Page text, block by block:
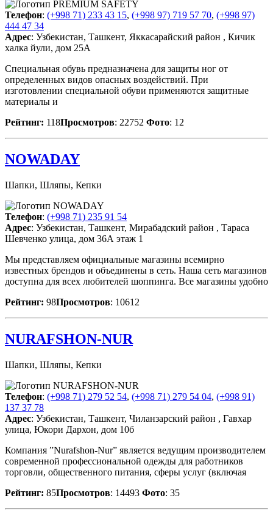
Телефон: (+998 71) 233 43 15, (+998 97) 719 57 70, (+998 97)
444 47 34
Адрес: Узбекистан, Ташкент, Яккасарайский район , Кичик
халка йули, дом 25А
Специальная обувь предназначена для защиты ног от
определенных видов опасных воздействий. При
изготовлении специальной обуви применяются защитные
материалы и
Рейтинг: 118Просмотров: 22752 Фото: 12
NOWADAY
Шапки, Шляпы, Кепки
Телефон: (+998 71) 235 91 54
Адрес: Узбекистан, Ташкент, Мирабадский район , Тараса
Шевченко улица, дом 36А этаж 1
Мы представляем официальные магазины всемирно
известных брендов и объединены в сеть. Наша сеть магазинов
доступна для всех любителей шоппинга. Все магазины удобно
Рейтинг: 98Просмотров: 10612
NURAFSHON-NUR
Шапки, Шляпы, Кепки
Телефон: (+998 71) 279 52 54, (+998 71) 279 54 04, (+998 91)
137 37 78
Адрес: Узбекистан, Ташкент, Чиланзарский район , Гавхар
улица, Юкори Дархон, дом 10б
Компания ”Nurafshon-Nur” является ведущим производителем
современной профессиональной одежды для работников
торговли, общественного питания, сферы услуг (включая
Рейтинг: 85Просмотров: 14493 Фото: 35